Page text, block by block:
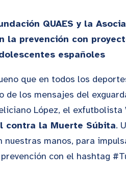
QUAES y la
la prevención con
españoles
que en todos los
de los mensajes del
López, el
contra la Muerte Súbita.
manos, para
con el hashtag